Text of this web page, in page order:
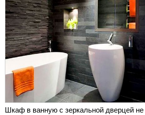
Шкаф в ванную с зеркальной дверцей